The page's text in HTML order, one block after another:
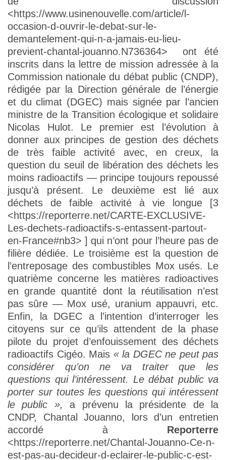
<https://www.usinenouvelle.com/article/l-
occasion-d-ouvrir-le-debat-sur-le-
demantelement-qui-n-a-jamais-eu-lieu-
previent-chantal-jouanno.N736364> ont été
inscrits dans la lettre de mission adressée à la
Commission nationale du débat public (CNDP),
rédigée par la Direction générale de l’énergie
et du climat (DGEC) mais signée par l’ancien
ministre de la Transition écologique et solidaire
Nicolas Hulot. Le premier est l’évolution à
donner aux principes de gestion des déchets
de très faible activité avec, en creux, la
question du seuil de libération des déchets les
moins radioactifs — principe toujours repoussé
jusqu’à présent. Le deuxième est lié aux
déchets de faible activité à vie longue [3
<https://reporterre.net/CARTE-EXCLUSIVE-
Les-dechets-radioactifs-s-entassent-partout-
en-France#nb3> ] qui n’ont pour l’heure pas de
filière dédiée. Le troisième est la question de
l’entreposage des combustibles Mox usés. Le
quatrième concerne les matières radioactives
en grande quantité dont la réutilisation n’est
pas sûre — Mox usé, uranium appauvri, etc.
Enfin, la DGEC a l’intention d’interroger les
citoyens sur ce qu’ils attendent de la phase
pilote du projet d’enfouissement des déchets
radioactifs Cigéo. Mais « la DGEC ne peut pas
considérer qu’on ne va traiter que les
questions qui l’intéressent. Le débat public va
porter sur toutes les questions qui intéressent
le public », a prévenu la présidente de la
CNDP, Chantal Jouanno, lors d’un entretien
accordé à Reporterre
<https://reporterre.net/Chantal-Jouanno-Ce-n-
est-pas-au-decideur-d-eclairer-le-public-c-est-